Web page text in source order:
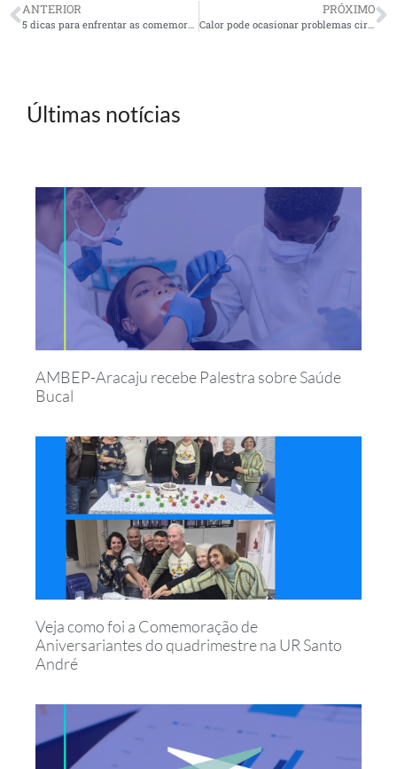
ANTERIOR PRÓXIMO
Calor pode ocasionar problemas circulatórios
Últimas notícias
AMBEP-Aracaju recebe Palestra sobre Saúde
Bucal
Veja como foi a Comemoração de
Aniversariantes do quadrimestre na UR Santo
André